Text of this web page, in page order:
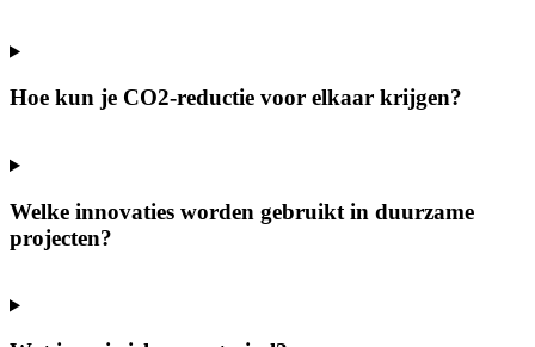
Hoe kun je CO2-reductie voor elkaar krijgen?
Welke innovaties worden gebruikt in duurzame
projecten?